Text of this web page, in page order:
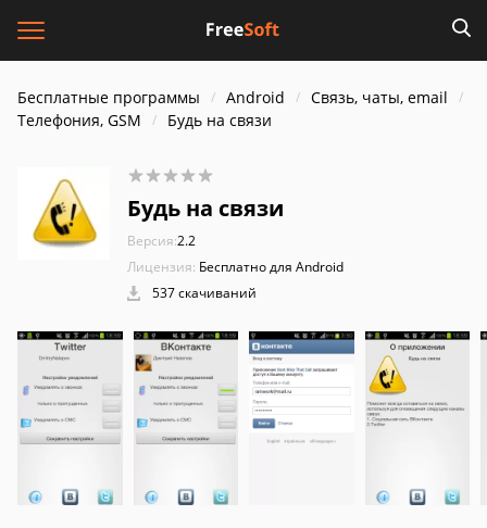
Бесплатные программы Android
Связь, чаты, email
Телефония, GSM
Будь на связи
Будь на связи
Версия:2.2
Лицензия: Бесплатно для Android
537 скачиваний